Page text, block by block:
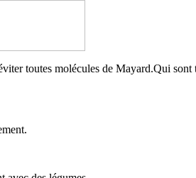
toutes molécules de Mayard.Qui